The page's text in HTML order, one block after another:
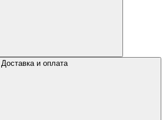
Доставка и оплата